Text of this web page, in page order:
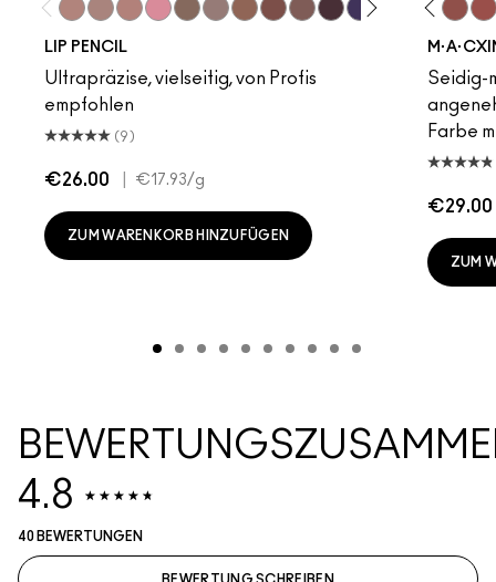
LIP PENCIL
Ultrapräzise, vielseitig, von Profis
empfohlen
(9)
€26.00 €17.93/g
ZUM WARENKORB HINZUFÜGEN
Seidig-
Farbe
€29.00
ZUM
4.8
40 BEWERTUNGEN
BEWERTUNG SCHREIBEN